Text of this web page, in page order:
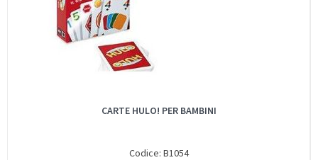
CARTE HULO! PER BAMBINI
Codice: B1054